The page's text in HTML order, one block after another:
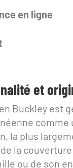
en ligne
et
Buckley est
comme
la plus
la
ou de son